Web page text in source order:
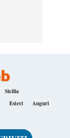
Sicilia
Esteri Auguri